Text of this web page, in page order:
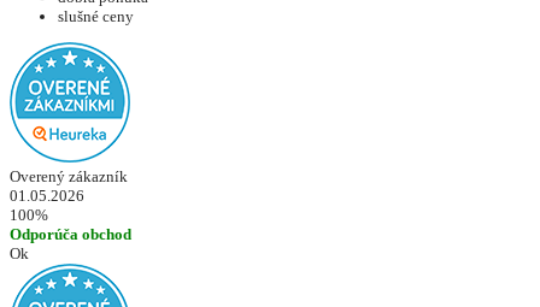
slušné ceny
Overený zákazník
01.05.2026
100%
Odporúča obchod
Ok